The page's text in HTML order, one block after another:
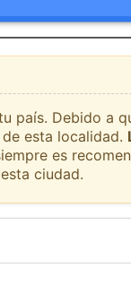
país. Debido a
esta localidad.
es
ciudad.